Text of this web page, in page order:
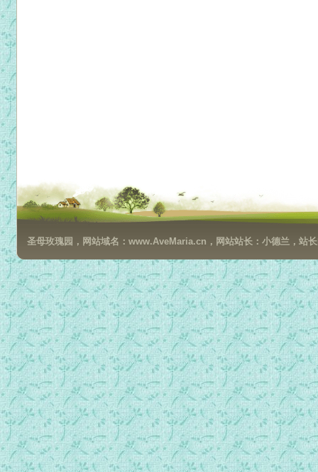
因为爱一路同行4.1.mp3
因为爱一路同行4.2.mp3
因为爱一路同行4.3.mp3
因为爱一路同行4.4.mp3
因为爱一路同行6.1.mp3
因为爱一路同行6.2.mp3
因为爱一路同行6.3.mp3
因为爱一路同行7.1.mp3
因为爱一路同行7.2.mp3
圣母玫瑰园，网站域名：www.AveMaria.cn，网站站长：小德兰，